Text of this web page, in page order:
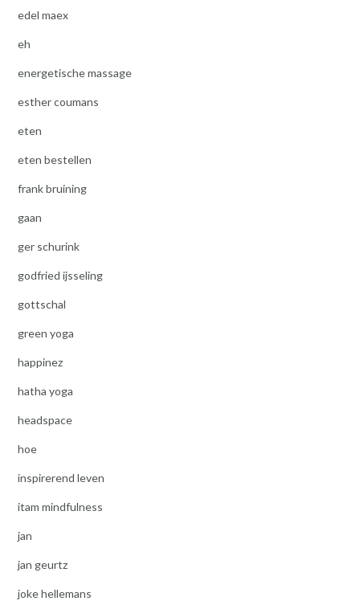
edel maex
eh
energetische massage
esther coumans
eten
eten bestellen
frank bruining
gaan
ger schurink
godfried ijsseling
gottschal
green yoga
happinez
hatha yoga
headspace
hoe
inspirerend leven
itam mindfulness
jan
jan geurtz
joke hellemans